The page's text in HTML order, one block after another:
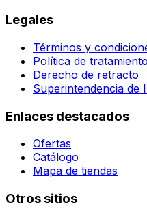
Legales
Términos y
Política de
Derecho de retracto
Superintendencia de
Enlaces destacados
Ofertas
Catálogo
Mapa de tiendas
Otros sitios